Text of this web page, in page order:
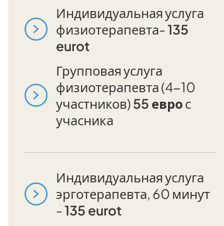
Индивидуальная услуга
физиотерапевта-135
eurot
Групповая услуга
физиотерапевта (4-10
участников)55 еврос
учасника
Индивидуальная услуга
эрготерапевта, 60 минут
-135 eurot